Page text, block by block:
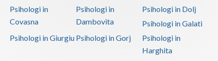
Psihologi in
Covasna
Psihologi in
Dambovita
Psihologi in Dolj
Psihologi in Galati
Psihologi in Giurgiu Psihologi in Gorj
Psihologi in
Harghita